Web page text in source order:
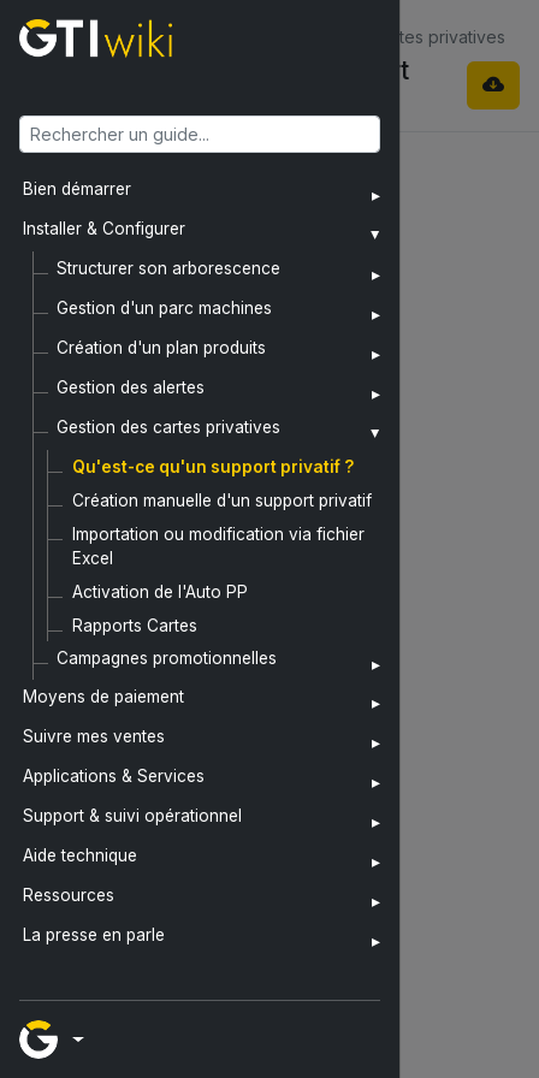
Bien démarrer
Installer & Configurer
Structurer son arborescence
Gestion d'un parc machines
Création d'un plan produits
Gestion des alertes
Gestion des cartes privatives
Qu'est-ce qu'un support privatif ?
Création manuelle d'un support privatif
Importation ou modification via fichier
Excel
Activation de l'Auto PP
Rapports Cartes
Campagnes promotionnelles
Moyens de paiement
Suivre mes ventes
Applications & Services
Support & suivi opérationnel
Aide technique
Ressources
La presse en parle
Installer & Configurer / Gestion des cartes privatives
Qu'est-ce qu'un support